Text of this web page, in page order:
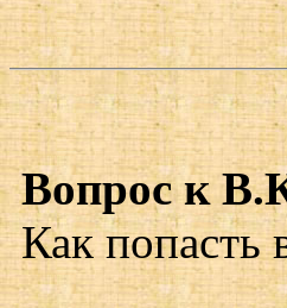
Вопрос к
Как попасть